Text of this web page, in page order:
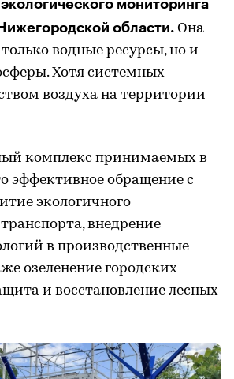
мониторинга
области. Она
водные ресурсы, но и
Хотя системных
воздуха на территории
комплекс принимаемых в
эффективное обращение с
экологичного
внедрение
в производственные
озеленение городских
и восстановление лесных